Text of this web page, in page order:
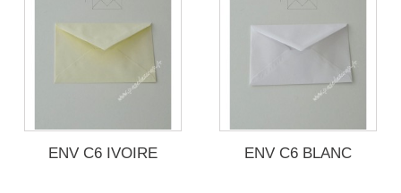
ENV C6 IVOIRE ENV C6 BLANC